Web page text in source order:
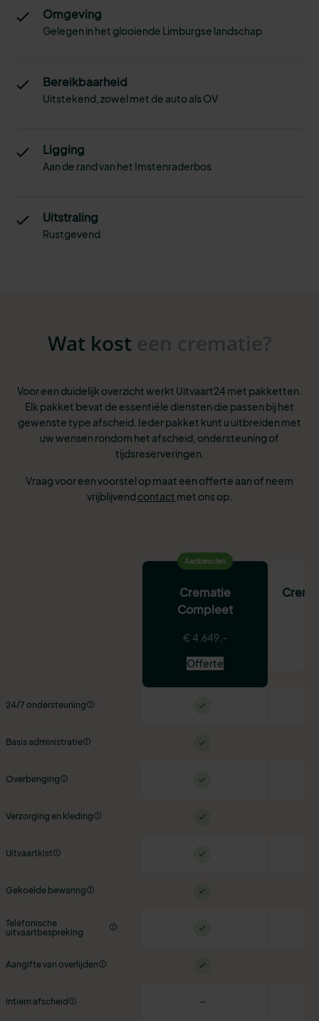
Omgeving
Gelegen in het glooiende Limburgse landschap
Bereikbaarheid
Uitstekend, zowel met de auto als OV
Ligging
Aan de rand van het Imstenraderbos
Uitstraling
Rustgevend
Wat kost een crematie?
Voor een duidelijk overzicht werkt Uitvaart24 met pakketten.
Elk pakket bevat de essentiële diensten die passen bij het
gewenste type afscheid. Ieder pakket kunt u uitbreiden met
uw wensen rondom het afscheid, ondersteuning of
tijdsreserveringen.
Vraag voor een voorstel op maat een offerte aan of neem
vrijblijvend contact met ons op.
Aanbevolen
Crematie
Compleet
€ 4.649,-
Offerte
24/7 ondersteuning
Basis administratie
Overbenging
Verzorging en kleding
Uitvaartkist
Gekoelde bewaring
Telefonische
uitvaartbespreking
Aangifte van overlijden
Intiem afscheid